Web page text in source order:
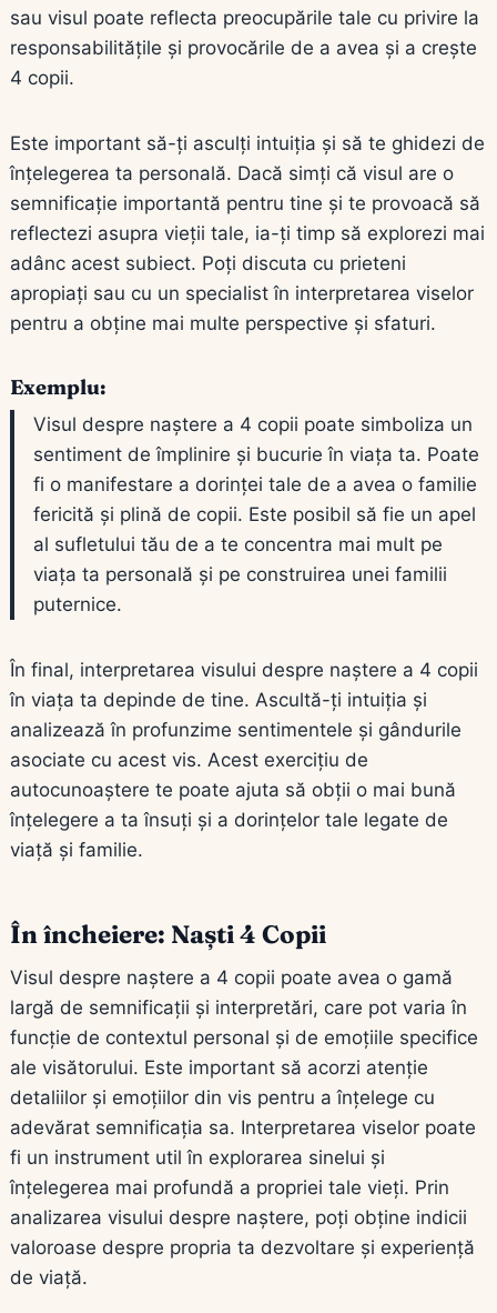
sau visul poate reflecta preocupările tale cu privire la
responsabilitățile și provocările de a avea și a crește
4 copii.
Este important să-ți asculți intuiția și să te ghidezi de
înțelegerea ta personală. Dacă simți că visul are o
semnificație importantă pentru tine și te provoacă să
reflectezi asupra vieții tale, ia-ți timp să explorezi mai
adânc acest subiect. Poți discuta cu prieteni
apropiați sau cu un specialist în interpretarea viselor
pentru a obține mai multe perspective și sfaturi.
Exemplu:
Visul despre naștere a 4 copii poate simboliza un
sentiment de împlinire și bucurie în viața ta. Poate
fi o manifestare a dorinței tale de a avea o familie
fericită și plină de copii. Este posibil să fie un apel
al sufletului tău de a te concentra mai mult pe
viața ta personală și pe construirea unei familii
puternice.
În final, interpretarea visului despre naștere a 4 copii
în viața ta depinde de tine. Ascultă-ți intuiția și
analizează în profunzime sentimentele și gândurile
asociate cu acest vis. Acest exercițiu de
autocunoaștere te poate ajuta să obții o mai bună
înțelegere a ta însuți și a dorințelor tale legate de
viață și familie.
În încheiere: Naști 4 Copii
Visul despre naștere a 4 copii poate avea o gamă
largă de semnificații și interpretări, care pot varia în
funcție de contextul personal și de emoțiile specifice
ale visătorului. Este important să acorzi atenție
detaliilor și emoțiilor din vis pentru a înțelege cu
adevărat semnificația sa. Interpretarea viselor poate
fi un instrument util în explorarea sinelui și
înțelegerea mai profundă a propriei tale vieți. Prin
analizarea visului despre naștere, poți obține indicii
valoroase despre propria ta dezvoltare și experiență
de viață.